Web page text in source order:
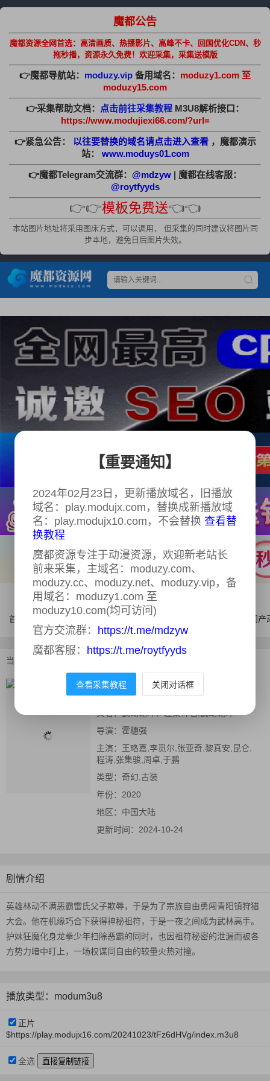
魔都公告
魔都资源全网首选：高清画质、热播影片、高峰不卡、回国优化CDN、秒
拖秒播，资源永久免费！欢迎采集，采集送模版
👉魔都导航站： moduzy.vip 备用域名： moduzy1.com 至
moduzy15.com
👉采集帮助文档： 点击前往采集教程 M3U8解析接口：
https://www.modujiexi66.com/?url=
👉紧急公告： 以往要替换的域名请点击进入查看 ，魔都演示
站：
www.moduys01.com
👉魔都Telegram交流群： @mdzyw | 魔都在线客服：
@roytfyyds
👉👉模板免费送👈👈
本站图片地址将采用图床方式，可以调用， 但采集的同时建议将图片同
步本地，避免日后图片失效。
首页 连续剧 国
当前位置：
武动乾坤
正片
又名：武动乾坤：涅槃神石,武动乾坤
导演： 霍穗强
主演： 王珞嘉,李觅尔,张亚奇,黎真安,昆仑,
程涛,张集骏,周卓,于鹏
类型： 奇幻,古装
年份： 2020
地区： 中国大陆
更新时间： 2024-10-24
剧情介绍
英雄林动不满恶霸雷氏父子欺辱，于是为了宗族自由勇闯青阳镇狩猎
大会。他在机缘巧合下获得神秘祖符，于是一夜之间成为武林高手。
护妹狂魔化身龙拳少年扫除恶霸的同时，也因祖符秘密的泄漏而被各
方势力暗中盯上，一场权谋同自由的较量火热对撞。
播放类型：modum3u8
正片
$https://play.modujx16.com/20241023/tFz6dHVg/index.m3u8
全选
【重要通知】
2024年02月23日，更新播放域名，旧播放
域名：play.modujx.com，替换成新播放域
名：play.modujx10.com，不会替换 查看替
换教程
魔都资源专注于动漫资源，欢迎新老站长
前来采集，主域名：moduzy.com、
moduzy.cc、moduzy.net、moduzy.vip，备
用域名：moduzy1.com 至
moduzy10.com(均可访问)
官方交流群： https://t.me/mdzyw
魔都客服： https://t.me/roytfyyds
查看采集教程 关闭对话框